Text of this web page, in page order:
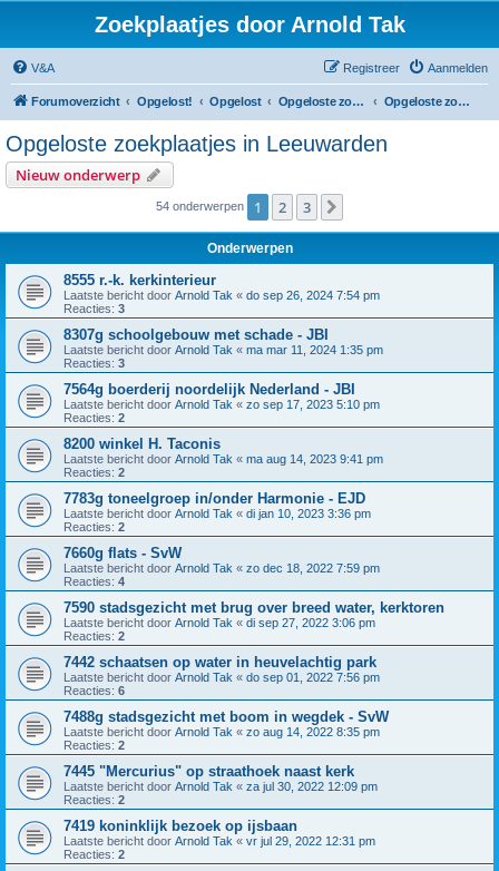
Zoekplaatjes door Arnold Tak
V&A Aanmelden
Registreer
Forumoverzicht Opgelost! Opgelost Opgeloste zoekplaatjes in Friesland Opgeloste zoekplaatjes in Leeuwarden
Opgeloste zoekplaatjes in Leeuwarden
Nieuw onderwerp
54 onderwerpen 1 2 3
Onderwerpen
8555 r.-k. kerkinterieur
Laatste bericht door Arnold Tak « do sep 26, 2024 7:54 pm
Reacties: 3
8307g schoolgebouw met schade - JBI
Laatste bericht door Arnold Tak « ma mar 11, 2024 1:35 pm
Reacties: 3
7564g boerderij noordelijk Nederland - JBI
Laatste bericht door Arnold Tak « zo sep 17, 2023 5:10 pm
Reacties: 2
8200 winkel H. Taconis
Laatste bericht door Arnold Tak « ma aug 14, 2023 9:41 pm
Reacties: 2
7783g toneelgroep in/onder Harmonie - EJD
Laatste bericht door Arnold Tak « di jan 10, 2023 3:36 pm
Reacties: 2
7660g flats - SvW
Laatste bericht door Arnold Tak « zo dec 18, 2022 7:59 pm
Reacties: 4
7590 stadsgezicht met brug over breed water, kerktoren
Laatste bericht door Arnold Tak « di sep 27, 2022 3:06 pm
Reacties: 2
7442 schaatsen op water in heuvelachtig park
Laatste bericht door Arnold Tak « do sep 01, 2022 7:56 pm
Reacties: 6
7488g stadsgezicht met boom in wegdek - SvW
Laatste bericht door Arnold Tak « zo aug 14, 2022 8:35 pm
Reacties: 2
7445 "Mercurius" op straathoek naast kerk
Laatste bericht door Arnold Tak « za jul 30, 2022 12:09 pm
Reacties: 2
7419 koninklijk bezoek op ijsbaan
Laatste bericht door Arnold Tak « vr jul 29, 2022 12:31 pm
Reacties: 2